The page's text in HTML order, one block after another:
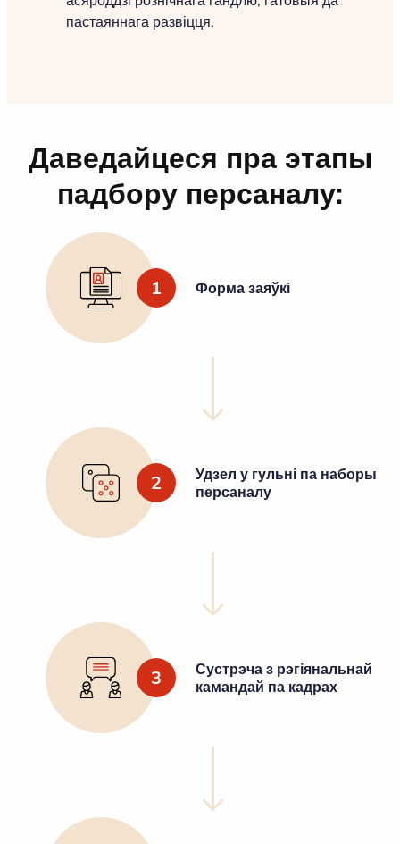
пастаяннага развіцця.
Даведайцеся пра этапы
падбору персаналу:
1 Форма заяўкі
2
Удзел у гульні па наборы
персаналу
3
Сустрэча з рэгіянальнай
камандай па кадрах